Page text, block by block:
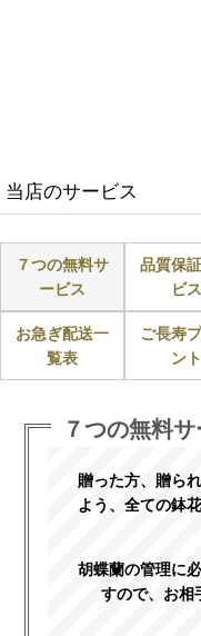
当店のサービス
７つの無料サ
ービス
品質保
ビス
お急ぎ配送一
覧表
ご長寿
ント
７つの無料
贈った方、贈ら
よう、全ての鉢
胡蝶蘭の管理に
すので、お相